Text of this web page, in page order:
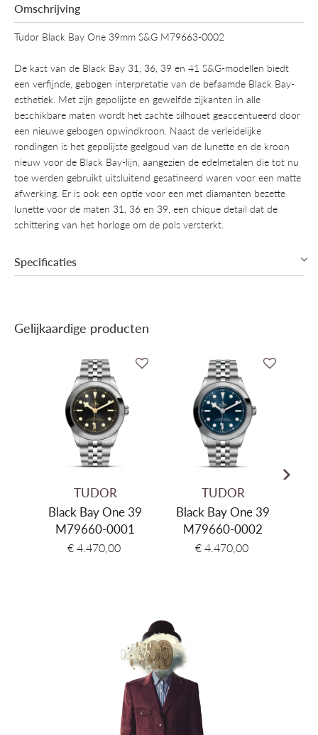
Omschrijving
Tudor Black Bay One 39mm S&G M79663-0002
De kast van de Black Bay 31, 36, 39 en 41 S&G-modellen biedt
een verfijnde, gebogen interpretatie van de befaamde Black Bay-
esthetiek. Met zijn gepolijste en gewelfde zijkanten in alle
beschikbare maten wordt het zachte silhouet geaccentueerd door
een nieuwe gebogen opwindkroon. Naast de verleidelijke
rondingen is het gepolijste geelgoud van de lunette en de kroon
nieuw voor de Black Bay-lijn, aangezien de edelmetalen die tot nu
toe werden gebruikt uitsluitend gesatineerd waren voor een matte
afwerking. Er is ook een optie voor een met diamanten bezette
lunette voor de maten 31, 36 en 39, een chique detail dat de
schittering van het horloge om de pols versterkt.
Specificaties
Mechanisme
Automatisch mechanisch, Manufactuur
39mm
12mm
Materiaal kast
Roestvrij Staal & 18kt Goud
Saffier
Kleur wijzerplaat
Zilverkleurig
Materiaal armband
Roestvrij staal & 18kt goud
21mm
10 ATM (100 meter)
5 jaar internationaal
Analoog
Gelijkaardige producten
TUDOR
Black Bay One 39
M79660-0001
€ 4.470,00
TUDOR
Black Bay One 39
M79660-0002
€ 4.470,00